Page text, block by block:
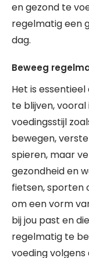
en gezond te
regelmatig een
dag.
Beweeg
Het is
te blijven,
voedingsstijl
bewegen,
spieren, maar
gezondheid en
fietsen, sporten
om een vorm
bij jou past en
regelmatig te
voeding volgens